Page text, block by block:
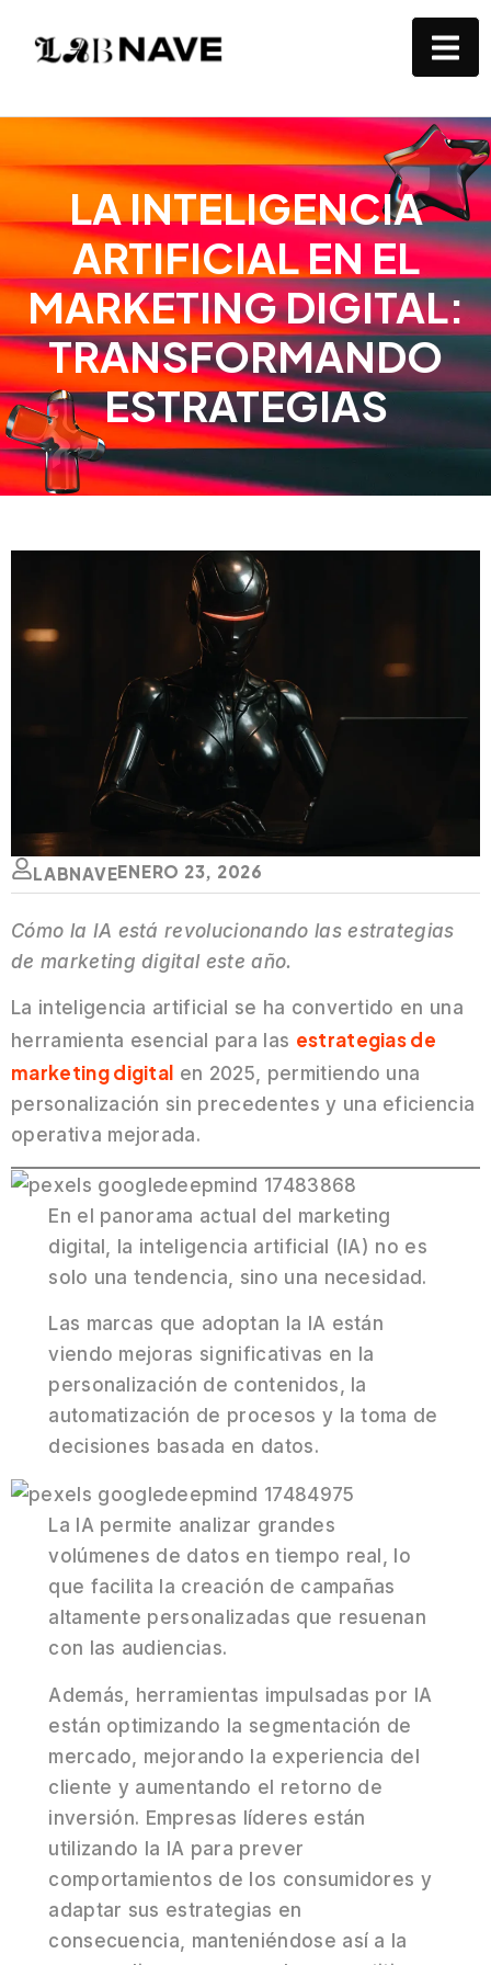
LA INTELIGENCIA
ARTIFICIAL EN EL
MARKETING DIGITAL:
TRANSFORMANDO
ESTRATEGIAS
LABNAVEENERO 23, 2026
Cómo la IA está revolucionando las estrategias
de marketing digital este año.
La inteligencia artificial se ha convertido en una
herramienta esencial para las estrategias de
marketing digital en 2025, permitiendo una
personalización sin precedentes y una eficiencia
operativa mejorada.
En el panorama actual del marketing
digital, la inteligencia artificial (IA) no es
solo una tendencia, sino una necesidad.
Las marcas que adoptan la IA están
viendo mejoras significativas en la
personalización de contenidos, la
automatización de procesos y la toma de
decisiones basada en datos.
La IA permite analizar grandes
volúmenes de datos en tiempo real, lo
que facilita la creación de campañas
altamente personalizadas que resuenan
con las audiencias.
Además, herramientas impulsadas por IA
están optimizando la segmentación de
mercado, mejorando la experiencia del
cliente y aumentando el retorno de
inversión. Empresas líderes están
utilizando la IA para prever
comportamientos de los consumidores y
adaptar sus estrategias en
consecuencia, manteniéndose así a la